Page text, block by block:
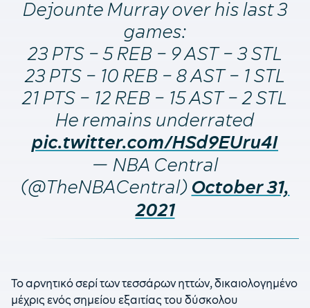
Dejounte Murray over his last 3
games:
23 PTS – 5 REB – 9 AST – 3 STL
23 PTS – 10 REB – 8 AST – 1 STL
21 PTS – 12 REB – 15 AST – 2 STL
He remains underrated
pic.twitter.com/HSd9EUru4I
— NBA Central
(@TheNBACentral) October 31,
2021
Το αρνητικό σερί των τεσσάρων ηττών, δικαιολογημένο
μέχρις ενός σημείου εξαιτίας του δύσκολου